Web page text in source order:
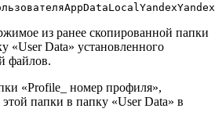
из ранее скопированной папки
«User Data» установленного
файлов.
«Profile_ номер профиля»,
папки в папку «User Data» в